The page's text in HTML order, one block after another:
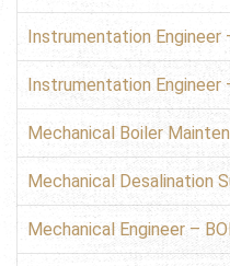
Instrumentation Engineer
Instrumentation Engineer
Mechanical Boiler
Mechanical Desalination
Mechanical Engineer –